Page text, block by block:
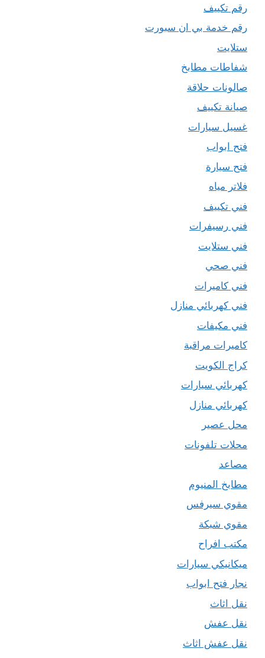
رقم تكييف
رقم خدمة بي ان سبورت
ستلايت
شفاطات مطابخ
صالونات حلاقة
صيانة تكييف
غسيل سيارات
فتح ابواب
فتح سيارة
فلاتر مياه
فني تكييف
فني رسيفرات
فني ستلايت
فني صحي
فني كاميرات
فني كهربائي منازل
فني مكيفات
كاميرات مراقبة
كراج الكويت
كهربائي سيارات
كهربائي منازل
محل عصير
محلات تلفونات
مصاعد
مطابخ المنيوم
مقوي سيرفس
مقوي شبكة
مكتب افراح
ميكانيكي سيارات
نجار فتح ابواب
نقل اثاث
نقل عفش
نقل عفش اثاث